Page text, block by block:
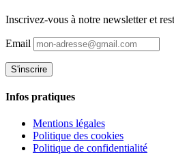
Inscrivez-vous à notre newsletter et
Email
Infos pratiques
Mentions légales
Politique des cookies
Politique de confidentialité